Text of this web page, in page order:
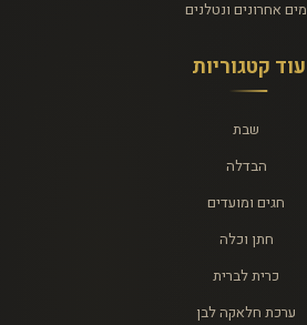
מים אחרונים ונטלנים
עוד קטגוריות
שבת
הבדלה
חגים ומועדים
חתן וכלה
כרית לברית
ערכת חלאקה לבן